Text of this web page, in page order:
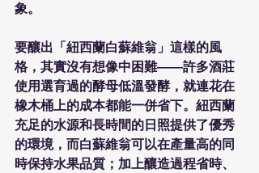
象。
要釀出「紐西蘭白蘇維翁」這樣的風
格，其實沒有想像中困難——許多酒莊
使用選育過的酵母低溫發酵，就連花在
橡木桶上的成本都能一併省下。紐西蘭
充足的水源和長時間的日照提供了優秀
的環境，而白蘇維翁可以在產量高的同
時保持水果品質；加上釀造過程省時、